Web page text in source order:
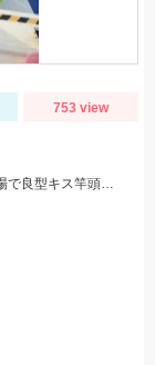
753 view
午後ショート便キス釣り、３時間の短時間ですが極浅場で良型キス竿頭５０匹と入れ食い状態でした！